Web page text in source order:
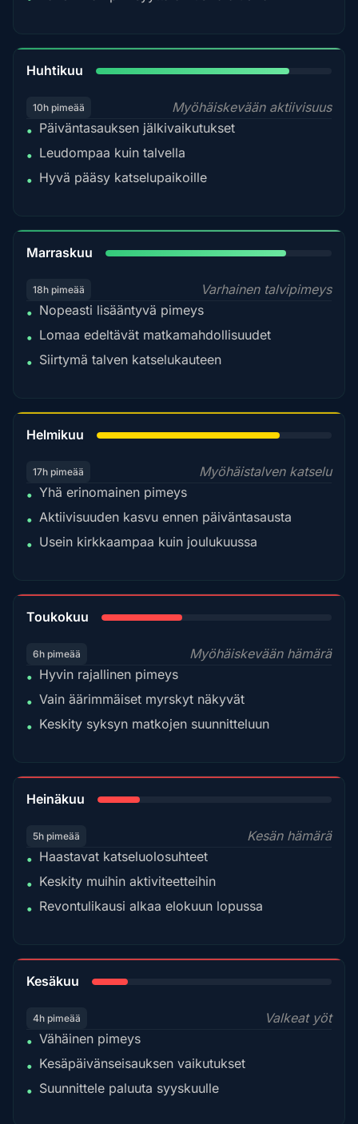
Huhtikuu
10h pimeää
Myöhäiskevään aktiivisuus
• Päiväntasauksen jälkivaikutukset
• Leudompaa kuin talvella
• Hyvä pääsy katselupaikoille
Marraskuu
18h pimeää
Varhainen talvipimeys
• Nopeasti lisääntyvä pimeys
• Lomaa edeltävät matkamahdollisuudet
• Siirtymä talven katselukauteen
Helmikuu
17h pimeää
Myöhäistalven katselu
• Yhä erinomainen pimeys
• Aktiivisuuden kasvu ennen päiväntasausta
• Usein kirkkaampaa kuin joulukuussa
Toukokuu
6h pimeää
Myöhäiskevään hämärä
• Hyvin rajallinen pimeys
• Vain äärimmäiset myrskyt näkyvät
• Keskity syksyn matkojen suunnitteluun
Heinäkuu
5h pimeää
Kesän hämärä
• Haastavat katseluolosuhteet
• Keskity muihin aktiviteetteihin
• Revontulikausi alkaa elokuun lopussa
Kesäkuu
4h pimeää
Valkeat yöt
• Vähäinen pimeys
• Kesäpäivänseisauksen vaikutukset
• Suunnittele paluuta syyskuulle